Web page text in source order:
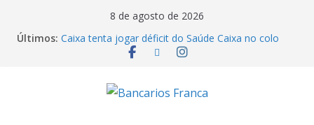
8 de agosto de 2026
Últimos: Caixa tenta jogar déficit do Saúde Caixa no colo
dos empregados e enfrenta rejeição na mesa
7,05 bilhões no segundo trimestre
Itaú atende cobrança da CONTEC e garante